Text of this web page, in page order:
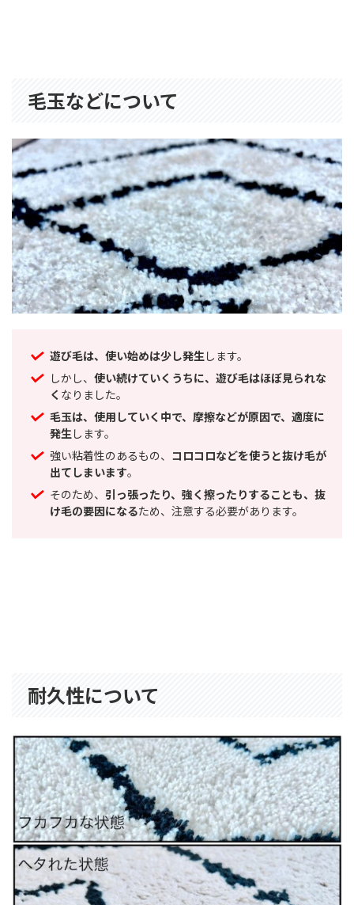
毛玉などについて
遊び毛は、使い始めは少し発生します。
しかし、 使い続けていくうちに、遊び毛はほぼ見られな
く なりました。
毛玉は、使用していく中で、摩擦などが原因で、適度に
発生します。
強い粘着性のあるもの、 コロコロなどを使うと抜け毛が
出てしまいます。
そのため、 引っ張ったり、強く擦ったりすることも、抜
け毛の要因になるため、注意する必要があります。
耐久性について